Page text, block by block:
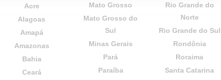
Acre
Alagoas
Amapá
Amazonas
Bahia
Ceará
Mato Grosso
Mato Grosso do
Sul
Minas Gerais
Pará
Paraíba
Rio Grande do
Norte
Rio Grande do Sul
Rondônia
Roraima
Santa Catarina